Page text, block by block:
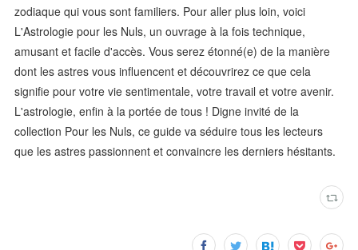
zodiaque qui vous sont familiers. Pour aller plus loin, voici
L'Astrologie pour les Nuls, un ouvrage à la fois technique,
amusant et facile d'accès. Vous serez étonné(e) de la manière
dont les astres vous influencent et découvrirez ce que cela
signifie pour votre vie sentimentale, votre travail et votre avenir.
L'astrologie, enfin à la portée de tous ! Digne invité de la
collection Pour les Nuls, ce guide va séduire tous les lecteurs
que les astres passionnent et convaincre les derniers hésitants.